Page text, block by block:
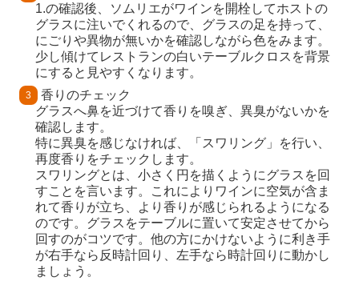
1.の確認後、ソムリエがワインを開栓してホストの
グラスに注いでくれるので、グラスの足を持って、
にごりや異物が無いかを確認しながら色をみます。
少し傾けてレストランの白いテーブルクロスを背景
にすると見やすくなります。
香りのチェック
グラスへ鼻を近づけて香りを嗅ぎ、異臭がないかを
確認します。
特に異臭を感じなければ、「スワリング」を行い、
再度香りをチェックします。
スワリングとは、小さく円を描くようにグラスを回
すことを言います。これによりワインに空気が含ま
れて香りが立ち、より香りが感じられるようになる
のです。グラスをテーブルに置いて安定させてから
回すのがコツです。他の方にかけないように利き手
が右手なら反時計回り、左手なら時計回りに動かし
ましょう。